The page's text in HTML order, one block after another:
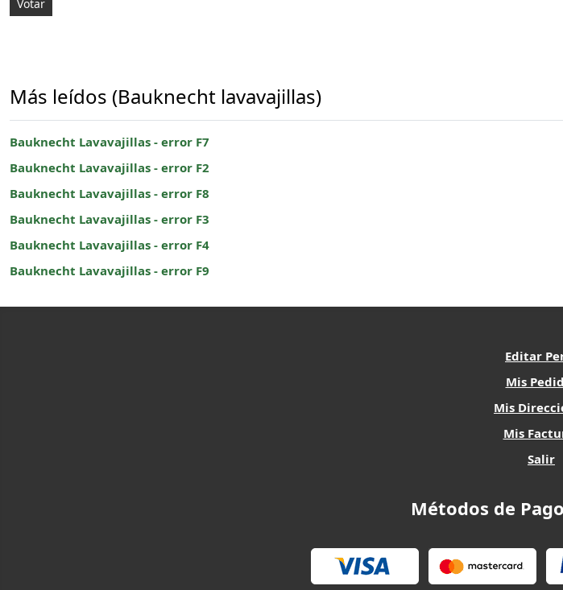
Más leídos (Bauknecht lavavajillas)
Bauknecht Lavavajillas - error F7
Bauknecht Lavavajillas - error F2
Bauknecht Lavavajillas - error F8
Bauknecht Lavavajillas - error F3
Bauknecht Lavavajillas - error F4
Bauknecht Lavavajillas - error F9
Editar
Mis
Mis
Mis
Salir
Métodos de